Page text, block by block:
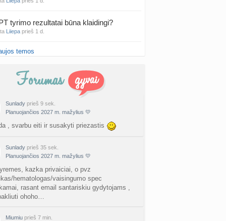
tyrimo rezultatai būna klaidingi?
Liiepa prieš 1 d.
Vasario mėnesio mažyliai
Šiauliuose (2)
valymas
siksnyteee prieš 2 d.
Šklėrius
gerdinas prieš 2 d.
mėnesio dvyniai
AgnieskaAdele prieš 2 d.
linikea223 prieš 2 d.
temos
Sunlady prieš 9 sek.
Planuojančios 2027 m. mažylius 💛
, svarbu eiti ir susakyti priezastis
Sunlady prieš 35 sek.
Planuojančios 2027 m. mažylius 💛
kazka privaiciai, o pvz
hematologas/vaisingumo spec
rasant email santariskiu gydytojams ,
ohoho…
Miumiu prieš 7 min.